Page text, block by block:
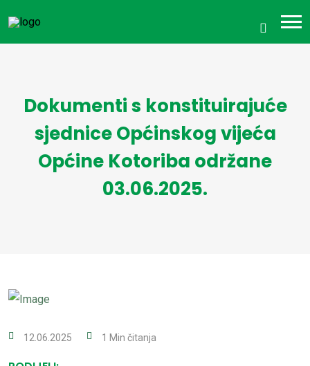
Dokumenti s konstituirajuće
sjednice Općinskog vijeća
Općine Kotoriba održane
03.06.2025.
12.06.2025 1 Min čitanja